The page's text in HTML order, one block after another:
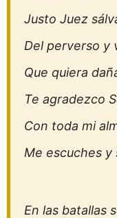
Justo Juez
Del perverso y
Que quiera
Te agradezco
Con toda mi
Me escuches y
En las batallas